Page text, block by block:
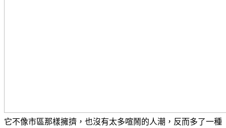
它不像市區那樣擁擠，也沒有太多喧鬧的人潮，反而多了一種